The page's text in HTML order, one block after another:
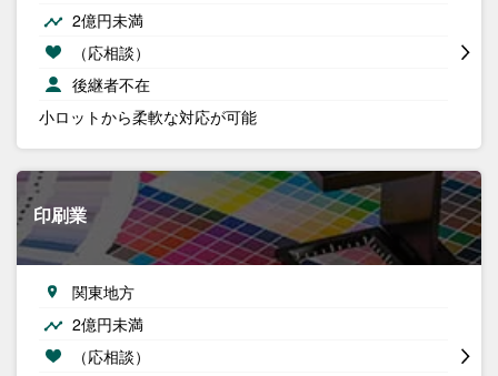
2億円未満
（応相談）
後継者不在
小ロットから柔軟な対応が可能
印刷業
関東地方
2億円未満
（応相談）